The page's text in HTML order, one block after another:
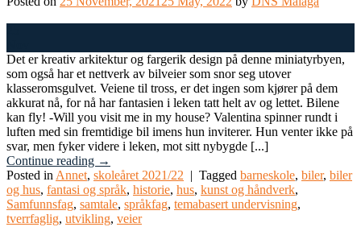
Det er kreativ arkitektur og fargerik design på denne miniatyrbyen,
som også har et nettverk av bilveier som snor seg utover
klasseromsgulvet. Veiene til tross, er det ingen som kjører på dem
akkurat nå, for nå har fantasien i leken tatt helt av og lettet. Bilene
kan fly! -Will you visit me in my house? Valentina spinner rundt i
luften med sin fremtidige bil imens hun inviterer. Hun venter ikke på
svar, men fyker videre i leken, mot sitt nybygde [...]
Continue reading →
Posted in Annet, skoleåret 2021/22 | Tagged barneskole, biler, biler
og hus, fantasi og språk, historie, hus, kunst og håndverk,
Samfunnsfag, samtale, språkfag, temabasert undervisning,
tverrfaglig, utvikling, veier